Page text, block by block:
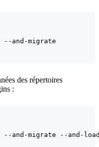
des répertoires
: